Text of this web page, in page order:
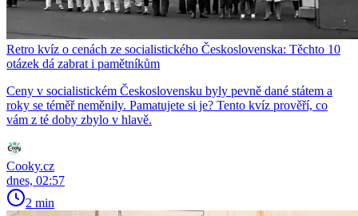
Retro kvíz o cenách ze socialistického Československa: Těchto 10
otázek dá zabrat i pamětníkům
Ceny v socialistickém Československu byly pevně dané státem a
roky se téměř neměnily. Pamatujete si je? Tento kvíz prověří, co
vám z té doby zbylo v hlavě.
Cooky.cz
dnes, 02:57
2 min